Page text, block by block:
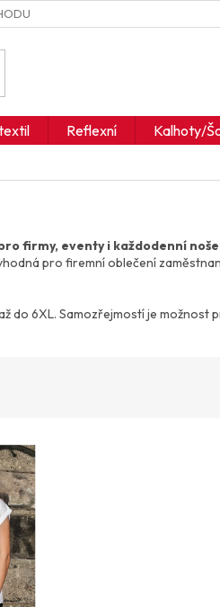
JAK ČÍST
Reflexní Kalhoty/
firmy, eventy i každodenní
pro firemní oblečení
do 6XL. Samozřejmostí je možnost